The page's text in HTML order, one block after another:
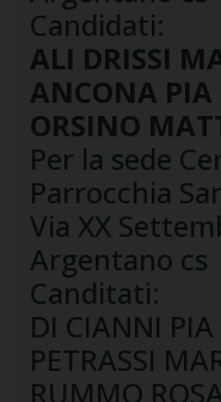
Candidati:
ALI DRISSI
ANCONA PIA
ORSINO
Per la sede
Parrocchia
Via XX
Argentano cs
Canditati:
DI CIANNI PIA
PETRASSI
RUMMO